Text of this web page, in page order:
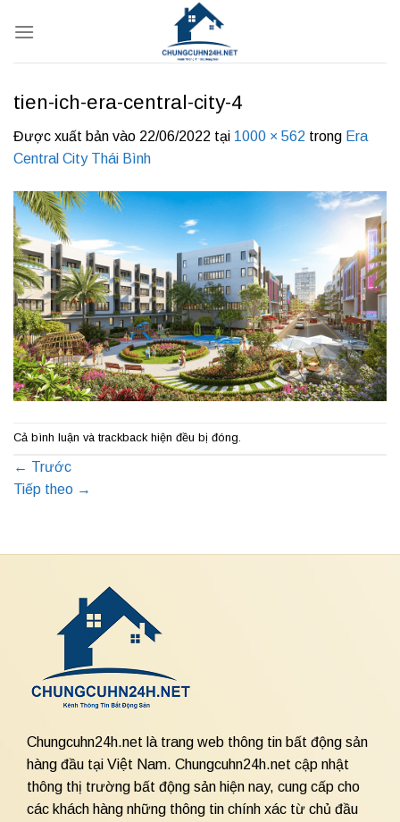
qua
tien-ich-era-central-city-4
Được xuất bản vào 22/06/2022 tại 1000 × 562 trong Era
Central City Thái Bình
Cả bình luận và trackback hiện đều bị đóng.
← Trước
Tiếp theo →
Chungcuhn24h.net là trang web thông tin bất động sản
hàng đầu tại Việt Nam. Chungcuhn24h.net cập nhật
thông thị trường bất động sản hiện nay, cung cấp cho
các khách hàng những thông tin chính xác từ chủ đầu